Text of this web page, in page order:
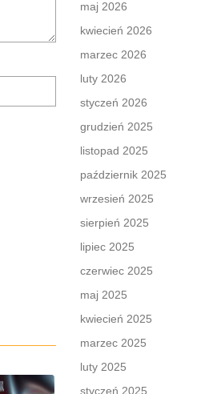
Zapamiętaj
przeglądarce
podczas
komentarzy.
maj 2026
kwiecień 2026
marzec 2026
luty 2026
styczeń 2026
grudzień 2025
listopad 2025
październik 2025
wrzesień 2025
sierpień 2025
lipiec 2025
czerwiec 2025
maj 2025
kwiecień 2025
marzec 2025
luty 2025
styczeń 2025